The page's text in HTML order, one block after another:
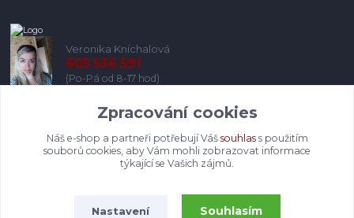
Veronika Kníchalová
605 536 591
(Po-Pá od 8-17 hod)
info@pohodlneboty.cz
Zpracování cookies
Náš e-shop a partneři potřebují Váš souhlass použitím
souborů cookies, aby Vám mohli zobrazovat informace
týkající se Vašich zájmů.
Nastavení Souhlasím